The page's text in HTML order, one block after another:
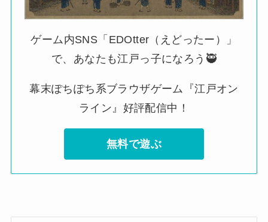
ゲーム内SNS「EDOtter（えどったー）」
で、あなたも江戸っ子になろう🥷
幕末ぽちぽち系ブラウザゲーム『江戸オン
ライン』好評配信中！
無料で遊ぶ